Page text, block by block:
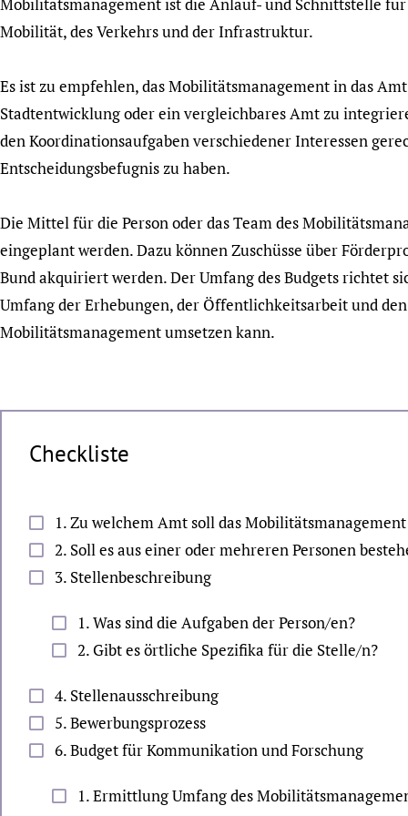
Mobilität, des Verkehrs und der Infrastruktur.
Es ist zu empfehlen, das Mobilitätsmanagement in das
Stadtentwicklung oder ein vergleichbares Amt zu
den Koordinationsaufgaben verschiedener Interessen
Entscheidungsbefugnis zu haben.
Die Mittel für die Person oder das Team des
eingeplant werden. Dazu können Zuschüsse über
Bund akquiriert werden. Der Umfang des Budgets richtet
Umfang der Erhebungen, der Öffentlichkeitsarbeit und
Mobilitätsmanagement umsetzen kann.
Checkliste
1. Zu welchem Amt soll das
2. Soll es aus einer oder mehreren Personen
3. Stellenbeschreibung
1. Was sind die Aufgaben der Person/en?
2. Gibt es örtliche Spezifika für die Stelle/n?
4. Stellenausschreibung
5. Bewerbungsprozess
6. Budget für Kommunikation und Forschung
1. Ermittlung Umfang des